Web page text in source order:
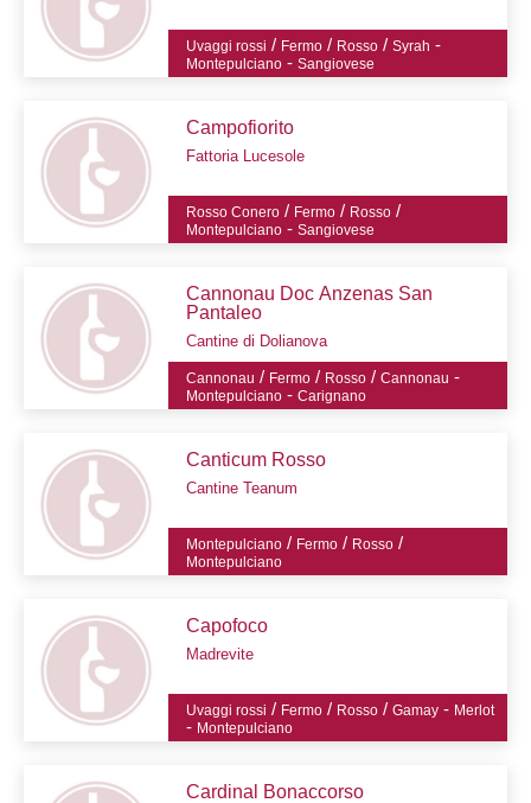
Uvaggi rossi / Fermo / Rosso /Syrah -
Montepulciano -Sangiovese
Campofiorito
Fattoria Lucesole
Rosso Conero / Fermo / Rosso /
Montepulciano -Sangiovese
Cannonau Doc Anzenas San
Pantaleo
Cantine di Dolianova
Cannonau / Fermo / Rosso /Cannonau -
Montepulciano -Carignano
Canticum Rosso
Cantine Teanum
Montepulciano / Fermo / Rosso /
Montepulciano
Capofoco
Madrevite
Uvaggi rossi / Fermo / Rosso /Gamay - Merlot
- Montepulciano
Cardinal Bonaccorso